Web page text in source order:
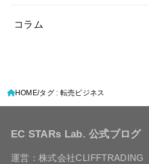
コラム
HOME タグ : 転売ビジネス
EC STARs Lab. 公式ブログ
運営：株式会社CLIFFTRADING